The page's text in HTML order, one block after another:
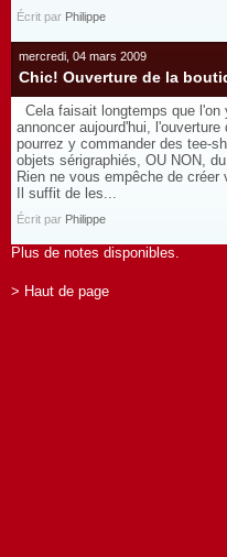
Écrit par Philippe
mercredi, 04 mars 2009
Chic! Ouverture de la
Cela faisait longtemps que
annoncer aujourd'hui,
pourrez y commander des tee-
objets sérigraphiés, OU NON,
Rien ne vous empêche de
Il suffit de les...
Écrit par Philippe
Plus de notes disponibles.
> Haut de page